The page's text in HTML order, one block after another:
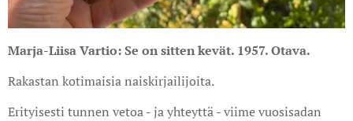
Marja-Liisa Vartio: Se on sitten kevät. 1957. Otava.
Rakastan kotimaisia naiskirjailijoita.
Erityisesti tunnen vetoa - ja yhteyttä - viime vuosisadan